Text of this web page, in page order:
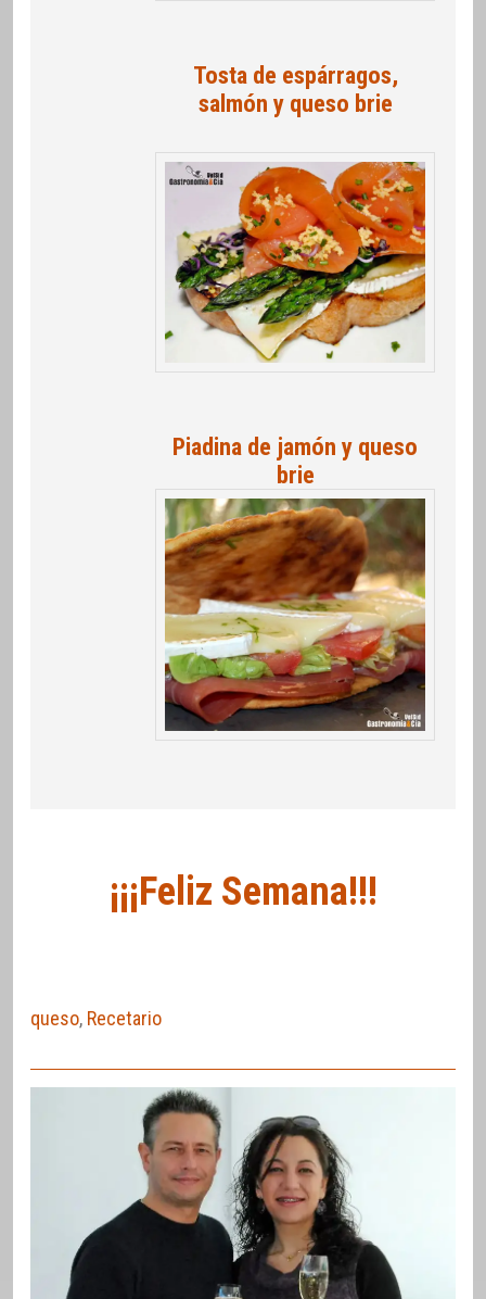
Tosta de espárragos,
salmón y queso brie
Piadina de jamón y queso
brie
¡¡¡Feliz Semana!!!
queso, Recetario